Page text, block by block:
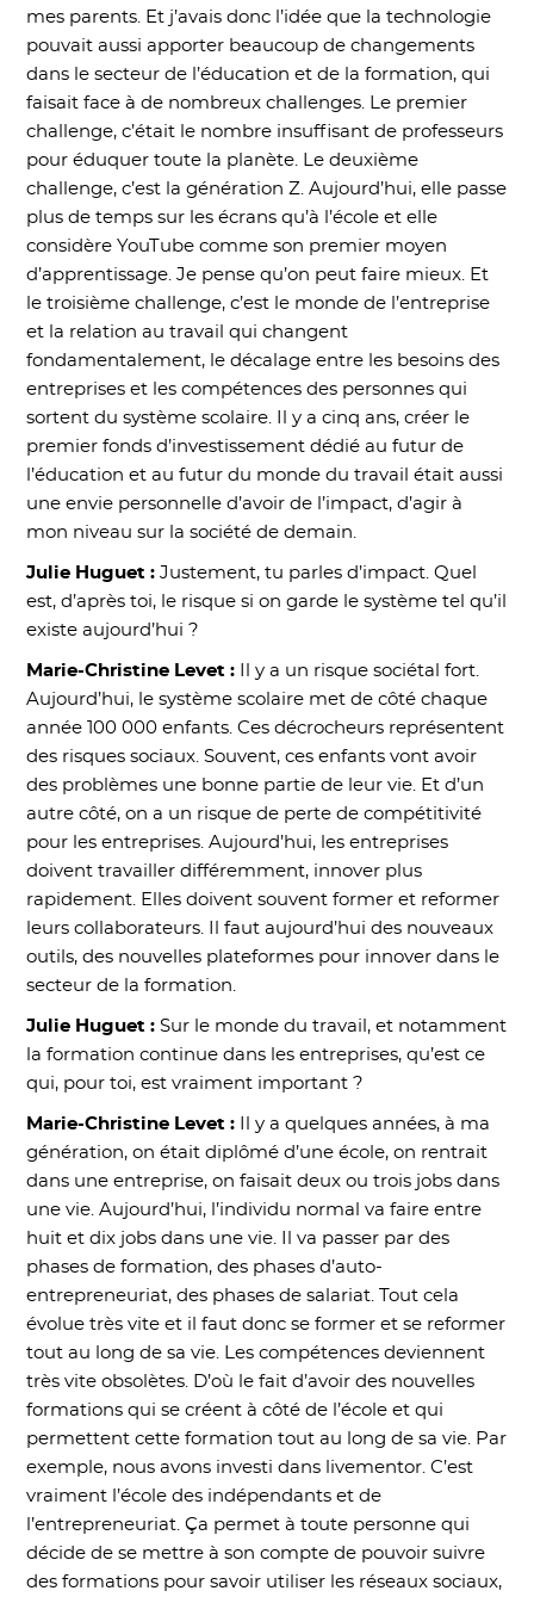
mes parents. Et j’avais donc l’idée que la technologie
pouvait aussi apporter beaucoup de changements
dans le secteur de l’éducation et de la formation, qui
faisait face à de nombreux challenges. Le premier
challenge, c’était le nombre insuffisant de professeurs
pour éduquer toute la planète. Le deuxième
challenge, c’est la génération Z. Aujourd’hui, elle passe
plus de temps sur les écrans qu’à l’école et elle
considère YouTube comme son premier moyen
d’apprentissage. Je pense qu’on peut faire mieux. Et
le troisième challenge, c’est le monde de l’entreprise
et la relation au travail qui changent
fondamentalement, le décalage entre les besoins des
entreprises et les compétences des personnes qui
sortent du système scolaire. Il y a cinq ans, créer le
premier fonds d’investissement dédié au futur de
l’éducation et au futur du monde du travail était aussi
une envie personnelle d’avoir de l’impact, d’agir à
mon niveau sur la société de demain.
Julie Huguet : Justement, tu parles d’impact. Quel
est, d’après toi, le risque si on garde le système tel qu’il
existe aujourd’hui ?
Marie-Christine Levet : Il y a un risque sociétal fort.
Aujourd’hui, le système scolaire met de côté chaque
année 100 000 enfants. Ces décrocheurs représentent
des risques sociaux. Souvent, ces enfants vont avoir
des problèmes une bonne partie de leur vie. Et d’un
autre côté, on a un risque de perte de compétitivité
pour les entreprises. Aujourd’hui, les entreprises
doivent travailler différemment, innover plus
rapidement. Elles doivent souvent former et reformer
leurs collaborateurs. Il faut aujourd’hui des nouveaux
outils, des nouvelles plateformes pour innover dans le
secteur de la formation.
Julie Huguet : Sur le monde du travail, et notamment
la formation continue dans les entreprises, qu’est ce
qui, pour toi, est vraiment important ?
Marie-Christine Levet : Il y a quelques années, à ma
génération, on était diplômé d’une école, on rentrait
dans une entreprise, on faisait deux ou trois jobs dans
une vie. Aujourd’hui, l’individu normal va faire entre
huit et dix jobs dans une vie. Il va passer par des
phases de formation, des phases d’auto-
entrepreneuriat, des phases de salariat. Tout cela
évolue très vite et il faut donc se former et se reformer
tout au long de sa vie. Les compétences deviennent
très vite obsolètes. D’où le fait d’avoir des nouvelles
formations qui se créent à côté de l’école et qui
permettent cette formation tout au long de sa vie. Par
exemple, nous avons investi dans livementor. C’est
vraiment l’école des indépendants et de
l’entrepreneuriat. Ça permet à toute personne qui
décide de se mettre à son compte de pouvoir suivre
des formations pour savoir utiliser les réseaux sociaux,